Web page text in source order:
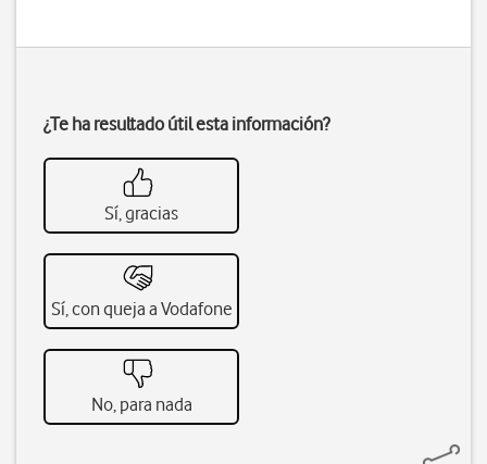
¿Te ha resultado útil esta información?
Sí, gracias
Sí, con queja a Vodafone
No, para nada